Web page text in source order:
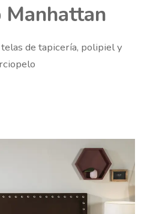
Manhattan
de tapicería, polipiel y